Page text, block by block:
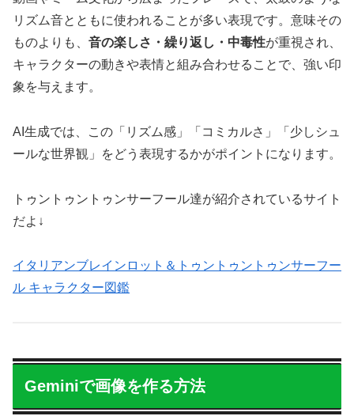
リズム音とともに使われることが多い表現です。意味その
ものよりも、 音の楽しさ・繰り返し・中毒性が重視され、
キャラクターの動きや表情と組み合わせることで、強い印
象を与えます。
AI生成では、この「リズム感」「コミカルさ」「少しシュ
ールな世界観」をどう表現するかがポイントになります。
トゥントゥントゥンサーフール達が紹介されているサイト
だよ↓
イタリアンブレインロット＆トゥントゥントゥンサーフー
ル キャラクター図鑑
Geminiで画像を作る方法